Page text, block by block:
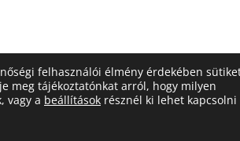
felhasználói élmény érdekében
meg tájékoztatónkat arról, hogy milyen
vagy a beállítások résznél ki lehet kapcsolni